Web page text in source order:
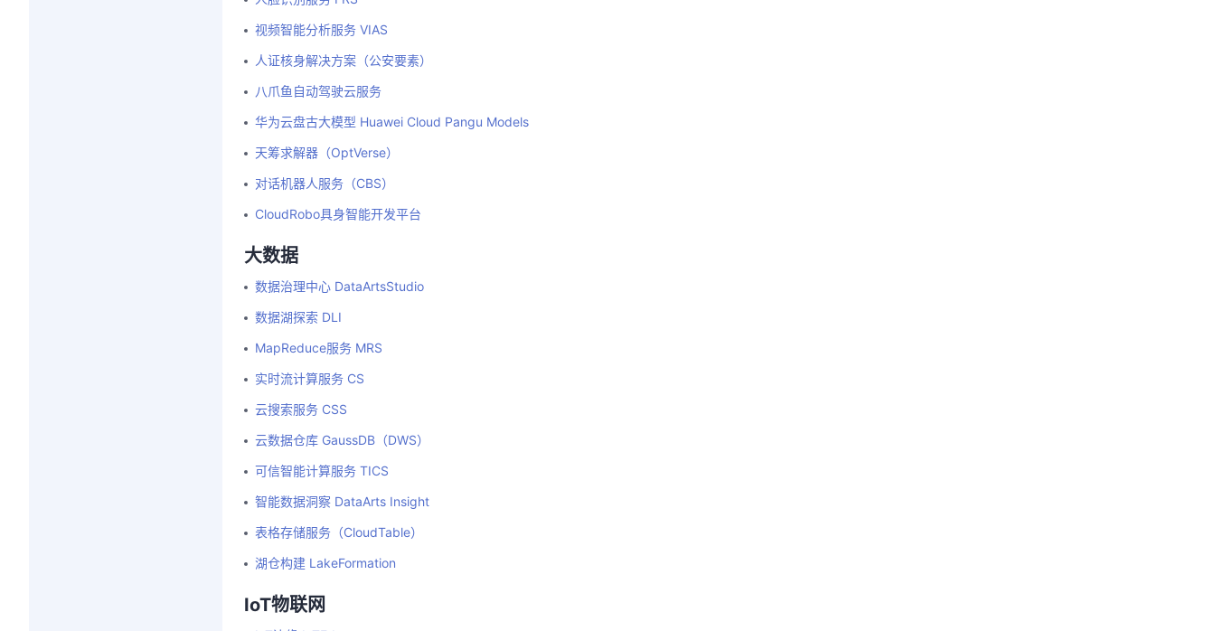
视频智能分析服务 VIAS
人证核身解决方案（公安要素）
八爪鱼自动驾驶云服务
华为云盘古大模型 Huawei Cloud Pangu Models
天筹求解器（OptVerse）
对话机器人服务（CBS）
CloudRobo具身智能开发平台
大数据
数据治理中心 DataArtsStudio
数据湖探索 DLI
MapReduce服务 MRS
实时流计算服务 CS
云搜索服务 CSS
云数据仓库 GaussDB（DWS）
可信智能计算服务 TICS
智能数据洞察 DataArts Insight
表格存储服务（CloudTable）
湖仓构建 LakeFormation
IoT物联网